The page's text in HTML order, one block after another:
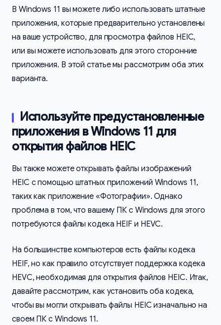
В Windows 11 вы можете либо использовать штатные
приложения, которые предварительно установлены
на ваше устройство, для просмотра файлов HEIC,
или вы можете использовать для этого сторонние
приложения. В этой статье мы рассмотрим оба этих
варианта.
Используйте предустановленные
приложения в Windows 11 для
открытия файлов HEIC
Вы также можете открывать файлы изображений
HEIC с помощью штатных приложений Windows 11,
таких как приложение «Фотографии». Однако
проблема в том, что вашему ПК с Windows для этого
потребуются файлы кодека HEIF и HEVC.
На большинстве компьютеров есть файлы кодека
HEIF, но как правило отсутствует поддержка кодека
HEVC, необходимая для открытия файлов HEIC. Итак,
давайте рассмотрим, как установить оба кодека,
чтобы вы могли открывать файлы HEIC изначально на
своем ПК с Windows 11.